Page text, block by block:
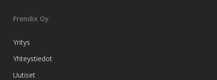
Frendix Oy
Yritys
Yhteystiedot
Uutiset